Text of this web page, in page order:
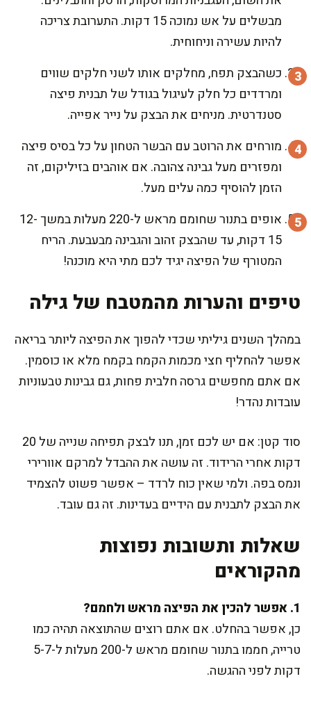
מבשלים על אש נמוכה 15 דקות. התערובת צריכה
להיות עשירה וניחוחית.
כשהבצק תפח, מחלקים אותו לשני חלקים שווים
ומרדדים כל חלק לעיגול בגודל של תבנית פיצה
סטנדרטית. מניחים את הבצק על נייר אפייה.
מורחים את הרוטב עם הבשר הטחון על כל בסיס פיצה
ומפזרים מעל גבינה צהובה. אם אוהבים בזיליקום, זה
הזמן להוסיף כמה עלים מעל.
אופים בתנור שחומם מראש ל-220 מעלות במשך 12-
15 דקות, עד שהבצק זהוב והגבינה מבעבעת. הריח
המטורף של הפיצה יגיד לכם מתי היא מוכנה!
טיפים והערות מהמטבח של גילה
במהלך השנים גיליתי שכדי להפוך את הפיצה ליותר בריאה
אפשר להחליף חצי מכמות הקמח בקמח מלא או כוסמין.
אם אתם מחפשים גרסה חלבית פחות, גם גבינות טבעוניות
עובדות נהדר!
סוד קטן: אם יש לכם זמן, תנו לבצק תפיחה שנייה של 20
דקות אחרי הרידוד. זה עושה את ההבדל למרקם אוורירי
ונמס בפה. ולמי שאין כוח לרדד – אפשר פשוט להצמיד
את הבצק לתבנית עם הידיים בעדינות. זה גם עובד.
שאלות ותשובות נפוצות
מהקוראים
1. אפשר להכין את הפיצה מראש ולחמם?
כן, אפשר בהחלט. אם אתם רוצים שהתוצאה תהיה כמו
טרייה, חממו בתנור שחומם מראש ל-200 מעלות ל-5-7
דקות לפני ההגשה.